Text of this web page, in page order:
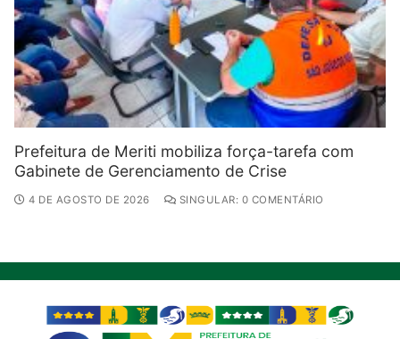
Prefeitura de Meriti mobiliza força-tarefa com
Gabinete de Gerenciamento de Crise
4 DE AGOSTO DE 2026 SINGULAR: 0 COMENTÁRIO